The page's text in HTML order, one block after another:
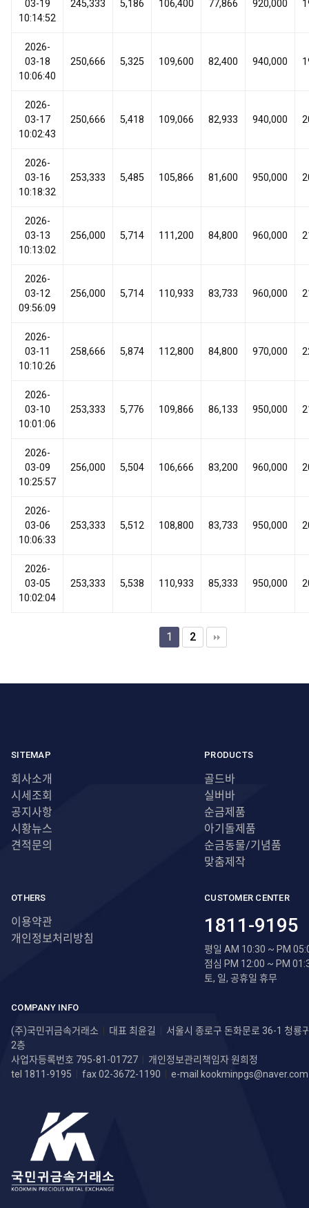
03-19
10:14:52
245,333 5,186 106,400 77,866 920,000
2026-
03-18
10:06:40
250,666 5,325 109,600 82,400 940,000
2026-
03-17
10:02:43
250,666 5,418 109,066 82,933 940,000
2026-
03-16
10:18:32
253,333 5,485 105,866 81,600 950,000
2026-
03-13
10:13:02
256,000 5,714 111,200 84,800 960,000
2026-
03-12
09:56:09
256,000 5,714 110,933 83,733 960,000
2026-
03-11
10:10:26
258,666 5,874 112,800 84,800 970,000
2026-
03-10
10:01:06
253,333 5,776 109,866 86,133 950,000
2026-
03-09
10:25:57
256,000 5,504 106,666 83,200 960,000
2026-
03-06
10:06:33
253,333 5,512 108,800 83,733 950,000
2026-
03-05
10:02:04
253,333 5,538 110,933 85,333 950,000
1 2
SITEMAP
회사소개
시세조회
공지사항
시황뉴스
견적문의
PRODUCTS
골드바
실버바
순금제품
아기돌제품
순금동물/기념품
맞춤제작
OTHERS
이용약관
개인정보처리방침
CUSTOMER CENTER
1811-9195
평일 AM 10:30 ~ PM
점심 PM 12:00 ~ PM
토, 일, 공휴일 휴무
COMPANY INFO
(주)국민귀금속거래소 | 대표 최윤길 | 서울시 종로구 돈화문로 36-1 청룡
2층
사업자등록번호 795-81-01727 | 개인정보관리책임자 원희정
tel 1811-9195 | fax 02-3672-1190 | e-mail kookminpgs@naver.com